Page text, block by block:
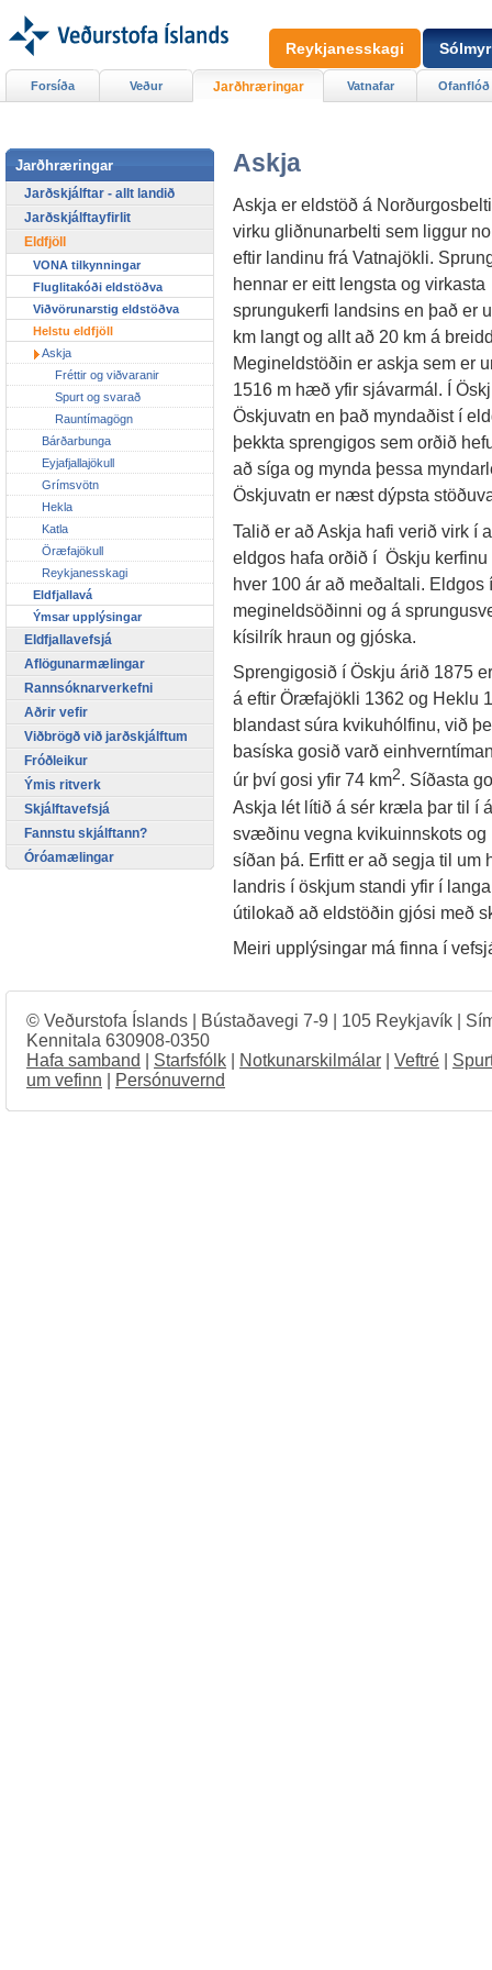
Askja
Askja er eldstöð á
virku gliðnunarbelti sem liggur
eftir landinu frá Vatnajökli.
hennar er eitt lengsta og virkasta
sprungukerfi landsins en það er
km langt og allt að 20 km á
Megineldstöðin er askja sem er
1516 m hæð yfir sjávarmál. Í
Öskjuvatn en það myndaðist í
þekkta sprengigos sem orðið
að síga og mynda þessa
Öskjuvatn er næst dýpsta
Talið er að Askja hafi verið virk í
eldgos hafa orðið í Öskju
hver 100 ár að meðaltali.
megineldsöðinni og á
kísilrík hraun og gjóska.
Sprengigosið í Öskju árið 1875
á eftir Öræfajökli 1362 og Heklu
blandast súra kvikuhólfinu, við
basíska gosið varð
úr því gosi yfir 74 km2. Síðasta
Askja lét lítið á sér kræla þar til í
svæðinu vegna kvikuinnskots og
síðan þá. Erfitt er að segja til um
landris í öskjum standi yfir í
útilokað að eldstöðin gjósi með
Meiri upplýsingar má finna í
Forsíða Veður Jarðhræringar Vatnafar Ofanflóð
Jarðhræringar
Jarðskjálftar - allt landið
Jarðskjálftayfirlit
Eldfjöll
VONA tilkynningar
Fluglitakóði eldstöðva
Viðvörunarstig eldstöðva
Helstu eldfjöll
Askja
Fréttir og viðvaranir
Spurt og svarað
Rauntímagögn
Bárðarbunga
Eyjafjallajökull
Grímsvötn
Hekla
Katla
Öræfajökull
Reykjanesskagi
Eldfjallavá
Ýmsar upplýsingar
Eldfjallavefsjá
Aflögunarmælingar
Rannsóknarverkefni
Aðrir vefir
Viðbrögð við jarðskjálftum
Fróðleikur
Ýmis ritverk
Skjálftavefsjá
Fannstu skjálftann?
Óróamælingar
Reykjanesskagi
© Veðurstofa Íslands | Bústaðavegi 7-9 | 105 Reykjavík |
Kennitala 630908-0350
Hafa samband
Starfsfólk Notkunarskilmálar Veftré
um vefinn
Persónuvernd